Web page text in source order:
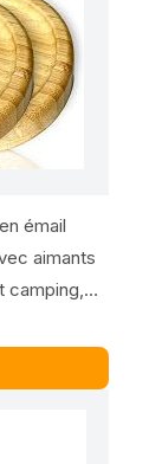
émail
aimants
(lot de